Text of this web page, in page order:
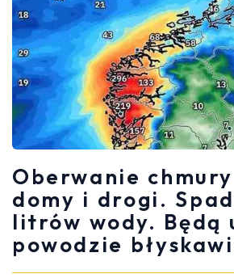
Oberwanie
domy i drogi.
litrów wody. Będą
powodzie